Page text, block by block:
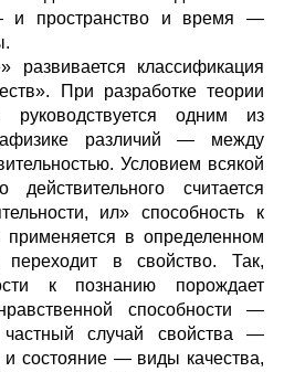
пространство и время —
развивается классификация
При разработке теории
руководствуется одним из
различий — между
Условием всякой
действительного считается
ил» способность к
применяется в определенном
в свойство. Так,
к познанию порождает
способности —
случай свойства —
и состояние — виды качества,